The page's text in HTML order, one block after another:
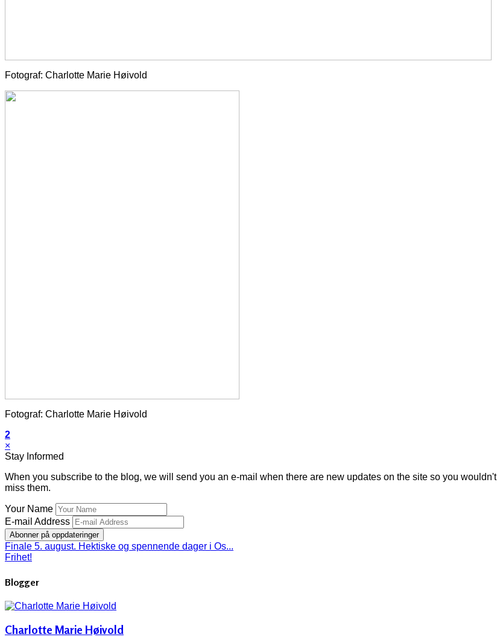
Fotograf: Charlotte Marie Høivold
Fotograf: Charlotte Marie Høivold
2
×
Stay Informed
When you subscribe to the blog, we will send you an e-mail when there are new updates on the site so you wouldn't
miss them.
Your Name
E-mail Address
Abonner på oppdateringer
Finale 5. august. Hektiske og spennende dager i Os...
Frihet!
Blogger
Charlotte Marie Høivold